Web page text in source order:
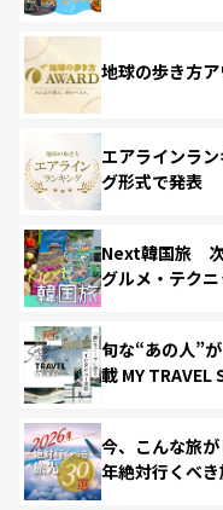
地球の歩き方
エアラインラ
グ形式で発表
Next韓国旅 次
グルメ・テクニ
旬な“あの人”
載 MY TRAVEL
今、こんな旅
年絶対行くべ